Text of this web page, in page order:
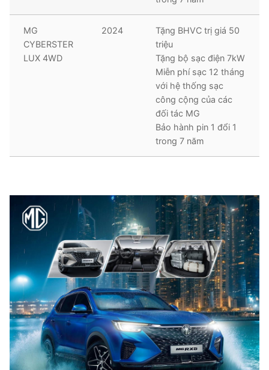
MG
CYBERSTER
LUX 4WD
2024
Tặng BHVC trị giá 50
triệu
Tặng bộ sạc điện 7kW
Miễn phí sạc 12 tháng
với hệ thống sạc
công cộng của các
đối tác MG
Bảo hành pin 1 đổi 1
trong 7 năm